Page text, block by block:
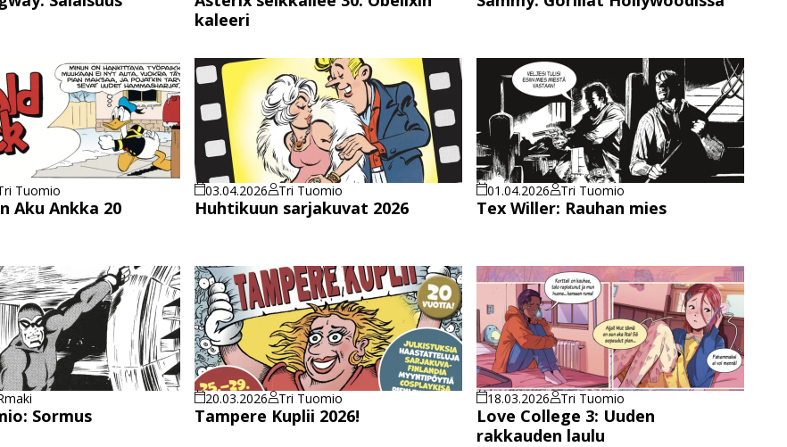
kaleeri
Tuomio
Aku Ankka 20
03.04.2026 Tri Tuomio
Huhtikuun sarjakuvat 2026
01.04.2026 Tri Tuomio
Tex Willer: Rauhan mies
Sormus
20.03.2026 Tri Tuomio
Tampere Kuplii 2026!
18.03.2026 Tri Tuomio
Love College 3: Uuden
rakkauden laulu